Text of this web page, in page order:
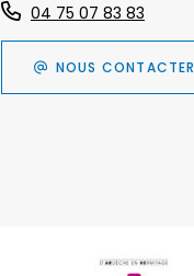
04 75 07 83 83
NOUS CONTACTER